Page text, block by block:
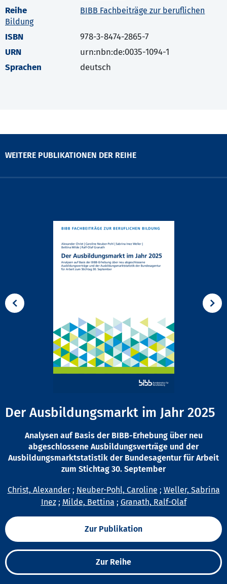
Reihe
BIBB Fachbeiträge zur beruflichen
Bildung
ISBN
978-3-8474-2865-7
URN
urn:nbn:de:0035-1094-1
Sprachen
deutsch
WEITERE PUBLIKATIONEN DER REIHE
Der Ausbildungsmarkt im Jahr 2025
Analysen auf Basis der BIBB-Erhebung über neu
abgeschlossene Ausbildungsverträge und der
Ausbildungsmarktstatistik der Bundesagentur für Arbeit
zum Stichtag 30. September
Christ, Alexander; Neuber-Pohl, Caroline ; Weller, Sabrina
Inez; Milde, Bettina ; Granath, Ralf-Olaf
Zur Publikation
Zur Reihe